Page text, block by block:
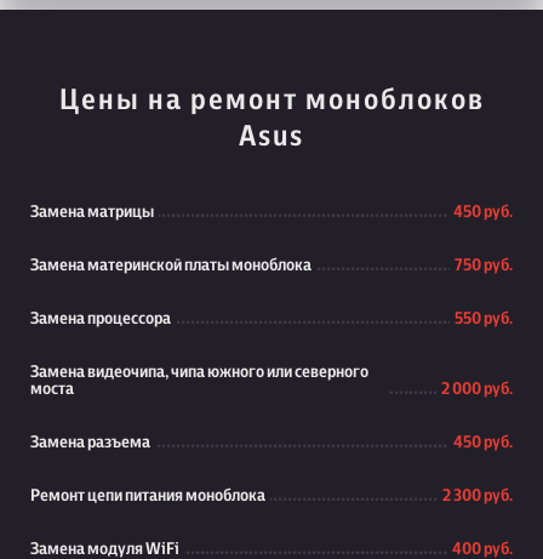
Цены на ремонт моноблоков
Asus
Замена матрицы 450 руб.
Замена материнской платы моноблока 750 руб.
Замена процессора 550 руб.
Замена видеочипа, чипа южного или северного
моста
2 000 руб.
Замена разъема 450 руб.
Ремонт цепи питания моноблока 2 300 руб.
Замена модуля WiFi 400 руб.